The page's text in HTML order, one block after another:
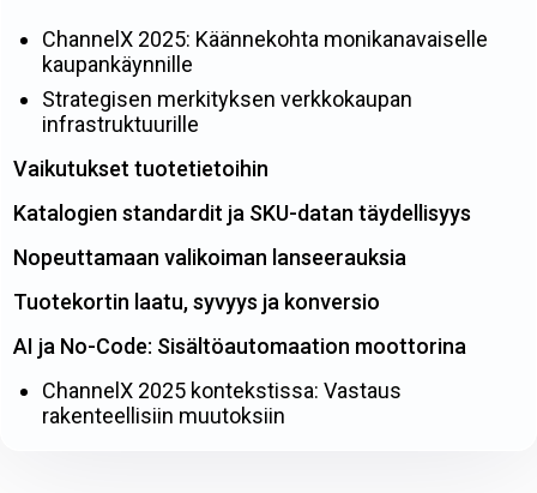
ChannelX 2025: Käännekohta monikanavaiselle
kaupankäynnille
Strategisen merkityksen verkkokaupan
infrastruktuurille
Vaikutukset tuotetietoihin
Katalogien standardit ja SKU-datan täydellisyys
Nopeuttamaan valikoiman lanseerauksia
Tuotekortin laatu, syvyys ja konversio
AI ja No-Code: Sisältöautomaation moottorina
ChannelX 2025 kontekstissa: Vastaus
rakenteellisiin muutoksiin